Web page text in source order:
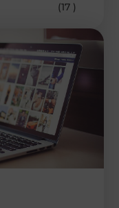
(17 )